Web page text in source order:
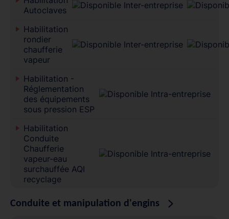
Autoclaves
Habilitation
rondier
chaufferie
vapeur
Habilitation -
Réglementation
des équipements
sous pression ESP
Habilitation
Conduite
Chaufferie
vapeur-eau
surchauffée AQI
recyclage
Conduite et manipulation d'engins